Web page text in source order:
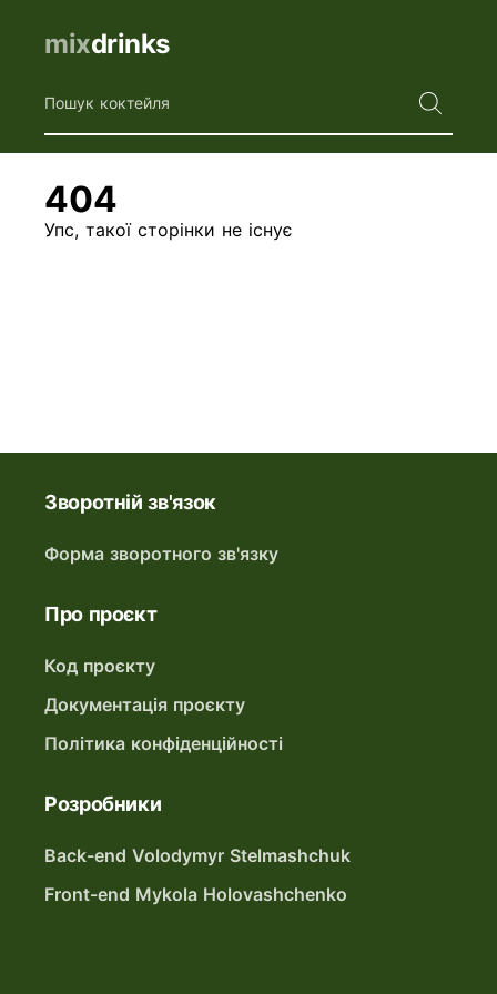
mixdrinks
Пошук коктейля
404
Упс, такої сторінки не існує
Зворотній зв'язок
Форма зворотного зв'язку
Про проєкт
Код проєкту
Документація проєкту
Політика конфіденційності
Розробники
Back-end Volodymyr Stelmashchuk
Front-end Mykola Holovashchenko